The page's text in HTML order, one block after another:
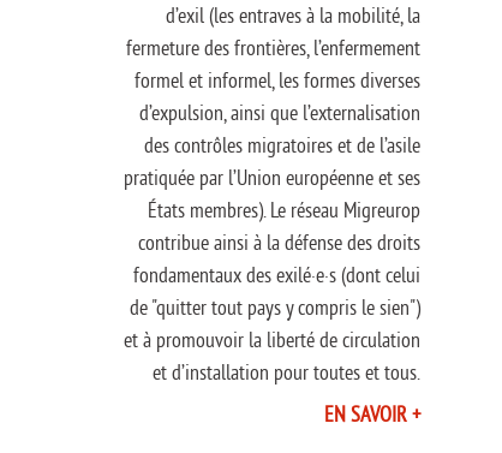
d’exil (les entraves à la mobilité, la
fermeture des frontières, l’enfermement
formel et informel, les formes diverses
d’expulsion, ainsi que l’externalisation
des contrôles migratoires et de l’asile
pratiquée par l’Union européenne et ses
États membres). Le réseau Migreurop
contribue ainsi à la défense des droits
fondamentaux des exilé·e·s (dont celui
de "quitter tout pays y compris le sien")
et à promouvoir la liberté de circulation
et d’installation pour toutes et tous.
EN SAVOIR +